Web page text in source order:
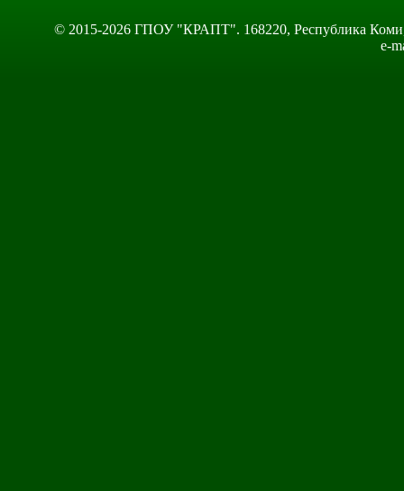
© 2015-2026 ГПОУ "КРАПТ". 168220, Республика Коми,
e-